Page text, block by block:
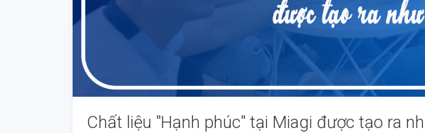
Chất liệu "Hạnh phúc" tại Miagi được tạo ra